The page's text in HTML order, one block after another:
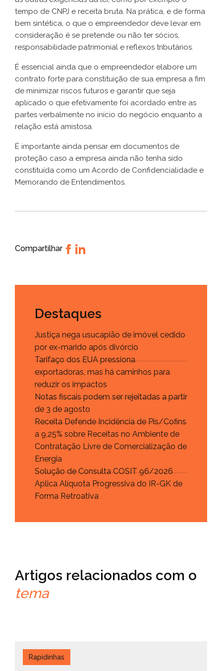
tempo de CNPJ e receita bruta. Na prática, e de forma
bem sintética, o que o empreendedor deve levar em
consideração é se pretende ou não ter sócios,
responsabilidade patrimonial e reflexos tributários.
É essencial ainda que o empreendedor elabore um
contrato forte para constituição de sua empresa a fim
de minimizar riscos futuros e garantir que seja
aplicado o que efetivamente foi acordado entre as
partes verbalmente no início do negócio enquanto a
relação está amistosa.
É importante ainda pensar em documentos de
proteção caso a empresa ainda não tenha sido
constituída como um Acordo de Confidencialidade e
Memorando de Entendimentos.
Compartilhar
Destaques
Justiça nega usucapião de imóvel cedido
por ex-marido após divórcio
Tarifaço dos EUA pressiona
exportadoras, mas há caminhos para
reduzir os impactos
Notas fiscais podem ser rejeitadas a partir
de 3 de agosto
Receita Defende Incidência de Pis/Cofins
a 9,25% sobre Receitas no Ambiente de
Contratação Livre de Comercialização de
Energia
Solução de Consulta COSIT 96/2026
Aplica Alíquota Progressiva do IR-GK de
Forma Retroativa
Artigos relacionados com o
tema
Rapidinhas